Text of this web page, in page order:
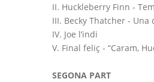
II. Huckleberry Finn -
III. Becky Thatcher -
IV. Joe l’indi
V. Final feliç - “Caram,
SEGONA PART